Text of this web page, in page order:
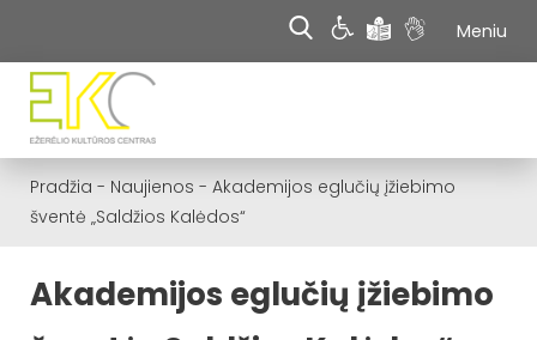
Meniu
Pradžia - Naujienos - Akademijos eglučių įžiebimo
šventė „Saldžios Kalėdos“
Akademijos eglučių įžiebimo